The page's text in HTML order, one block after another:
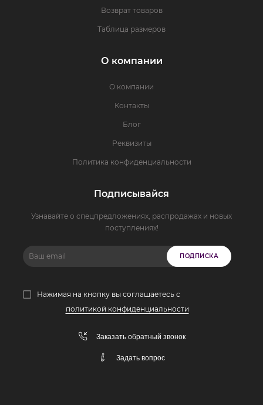
Возврат товаров
Таблица размеров
О компании
О компании
Контакты
Блог
Реквизиты
Политика конфиденциальности
Подписывайся
Узнавайте о спецпредложениях, распродажах и новых
поступлениях!
ПОДПИСКА
Нажимая на кнопку вы соглашаетесь с
политикой конфиденциальности
Заказать обратный звонок
Задать вопрос